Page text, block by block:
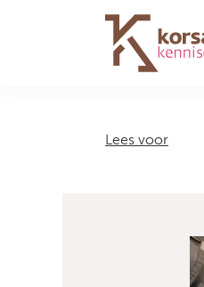
Navigation
Lees voor